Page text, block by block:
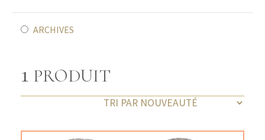
ARCHIVES
1 PRODUIT